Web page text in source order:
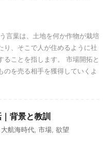
言葉は、土地を何か作物が栽培
り、そこで人が住めるように社
ることを指します。 市場開拓と
のを売る相手を獲得していくよ
背景と教訓
大航海時代 市場 欲望